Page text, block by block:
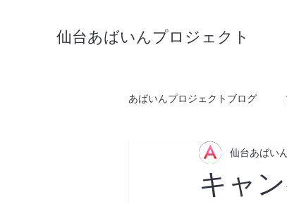
仙台あばいんプロジェクト
あばいんプロジェクトブログ
キャ
仙台あばい